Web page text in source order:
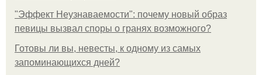
"Эффект Неузнаваемости": почему новый образ
певицы вызвал споры о гранях возможного?
Готовы ли вы, невесты, к одному из самых
запоминающихся дней?